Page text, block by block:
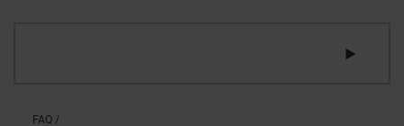
FAQ /